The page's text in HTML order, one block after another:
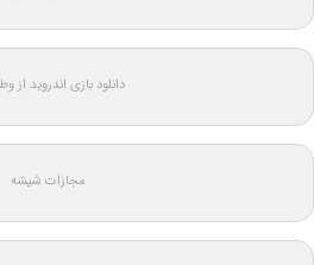
دانلود بازی اندروید از
مجازات شیشه